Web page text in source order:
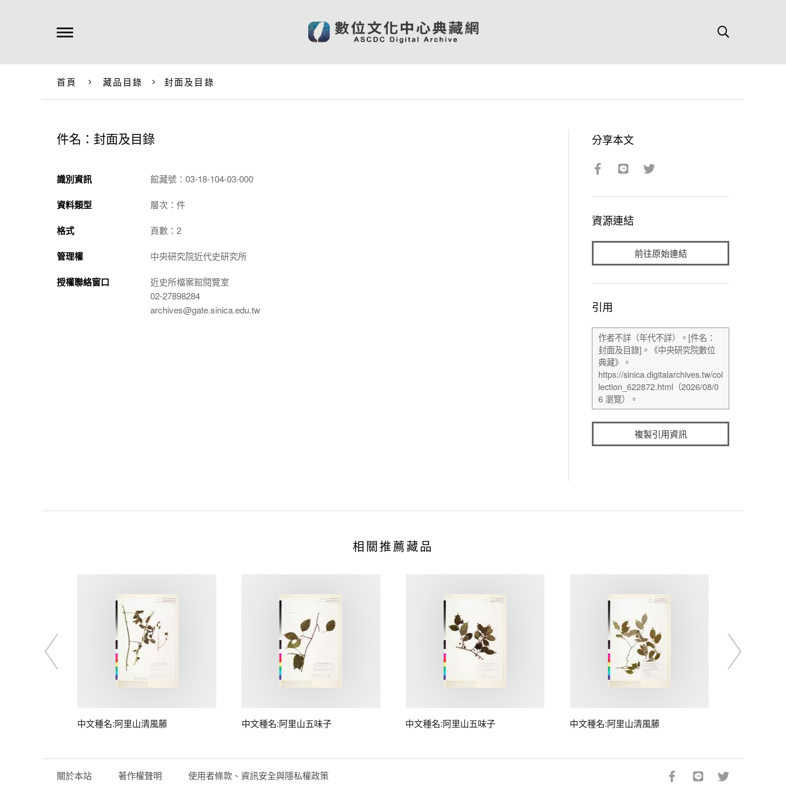
首頁 藏品目錄 封面及目錄
件名：封面及目錄
識別資訊 館藏號：03-18-104-03-000
資料類型 層次：件
格式 頁數：2
管理權 中央研究院近代史研究所
授權聯絡窗口
近史所檔案館閱覽室
02-27898284
archives@gate.sinica.edu.tw
分享本文
資源連結
前往原始連結
引用
複製引用資訊
相關推薦藏品
中文種名:阿里山清風藤 中文種名:阿里山五味子 中文種名:阿里山五味子 中文種名:阿里山清風藤
關於本站 著作權聲明 使用者條款、資訊安全與隱私權政策